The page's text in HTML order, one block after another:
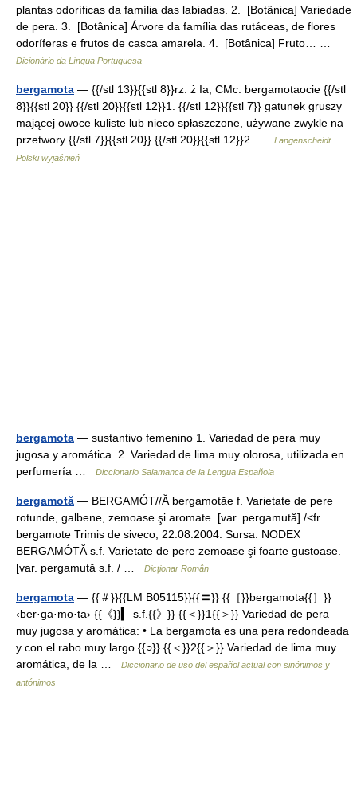
plantas odoríficas da família das labiadas. 2. [Botânica] Variedade
de pera. 3. [Botânica] Árvore da família das rutáceas, de flores
odoríferas e frutos de casca amarela. 4. [Botânica] Fruto… …
Dicionário da Língua Portuguesa
bergamota — {{/stl 13}}{{stl 8}}rz. ż Ia, CMc. bergamotaocie {{/stl
8}}{{stl 20}} {{/stl 20}}{{stl 12}}1. {{/stl 12}}{{stl 7}} gatunek gruszy
mającej owoce kuliste lub nieco spłaszczone, używane zwykle na
przetwory {{/stl 7}}{{stl 20}} {{/stl 20}}{{stl 12}}2 …
Langenscheidt
Polski wyjaśnień
bergamota — sustantivo femenino 1. Variedad de pera muy
jugosa y aromática. 2. Variedad de lima muy olorosa, utilizada en
perfumería …
Diccionario Salamanca de la Lengua Española
bergamotă — BERGAMÓT//Ă bergamotăe f. Varietate de pere
rotunde, galbene, zemoase şi aromate. [var. pergamută] /<fr.
bergamote Trimis de siveco, 22.08.2004. Sursa: NODEX
BERGAMÓTĂ s.f. Varietate de pere zemoase şi foarte gustoase.
[var. pergamută s.f. / …
Dicționar Român
bergamota — {{＃}}{{LM B05115}}{{〓}} {{［}}bergamota{{］}}
‹ber·ga·mo·ta› {{《}}▍ s.f.{{》}} {{＜}}1{{＞}} Variedad de pera
muy jugosa y aromática: • La bergamota es una pera redondeada
y con el rabo muy largo.{{○}} {{＜}}2{{＞}} Variedad de lima muy
aromática, de la …
Diccionario de uso del español actual con sinónimos y
antónimos